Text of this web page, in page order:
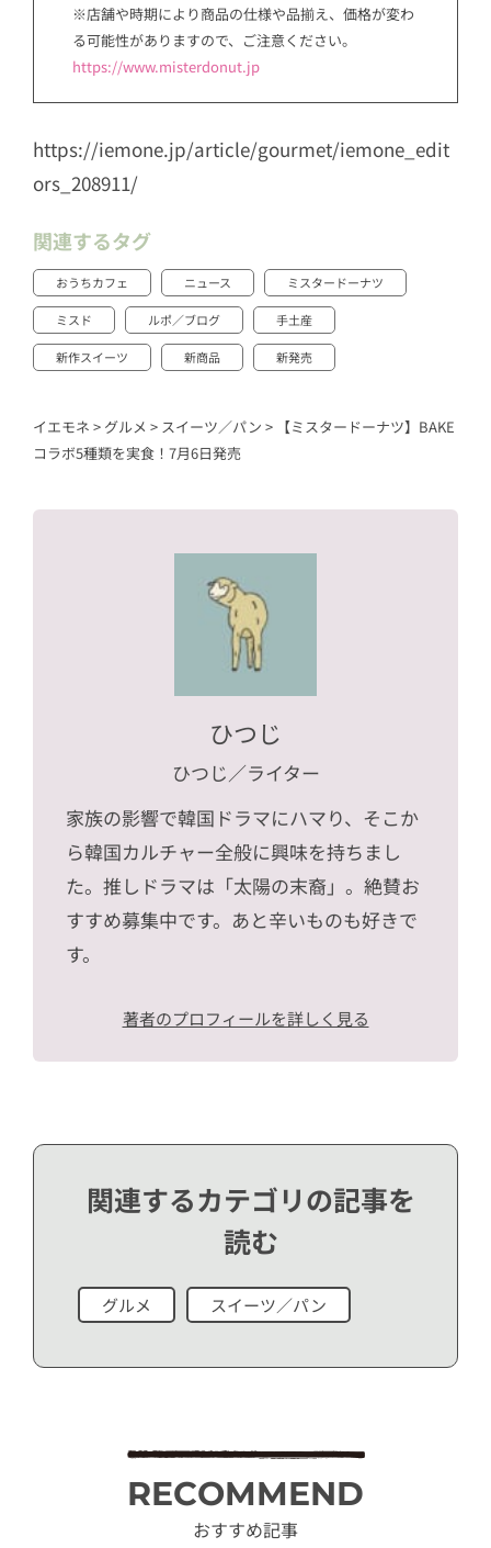
※店舗や時期により商品の仕様や品揃え、価格が変わ
る可能性がありますので、ご注意ください。
https://www.misterdonut.jp
https://iemone.jp/article/gourmet/iemone_edit
ors_208911/
関連するタグ
おうちカフェ ニュース ミスタードーナツ
ミスド ルポ／ブログ 手土産
新作スイーツ 新商品 新発売
イエモネ > グルメ > スイーツ／パン > 【ミスタードーナツ】BAKE
コラボ5種類を実食！7月6日発売
ひつじ
ひつじ／ライター
家族の影響で韓国ドラマにハマり、そこか
ら韓国カルチャー全般に興味を持ちまし
た。推しドラマは「太陽の末裔」。絶賛お
すすめ募集中です。あと辛いものも好きで
す。
著者のプロフィールを詳しく見る
関連するカテゴリの記事を
読む
グルメ スイーツ／パン
RECOMMEND
おすすめ記事